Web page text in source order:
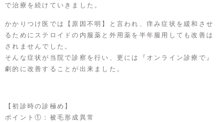
で治療を続けていきました。
かかりつけ医では【原因不明】と言われ、痒み症状を緩和させ
るためにステロイドの内服薬と外用薬を半年服用しても改善は
されませんでした。
そんな症状が当院で診察を行い、更には『オンライン診療で』
劇的に改善することが出来ました。
【初診時の診極め】
ポイント①：被毛形成異常